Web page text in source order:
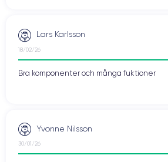
Lars Karlsson
18/02/26
Bra komponenter och många fuktioner
Yvonne Nilsson
30/01/26